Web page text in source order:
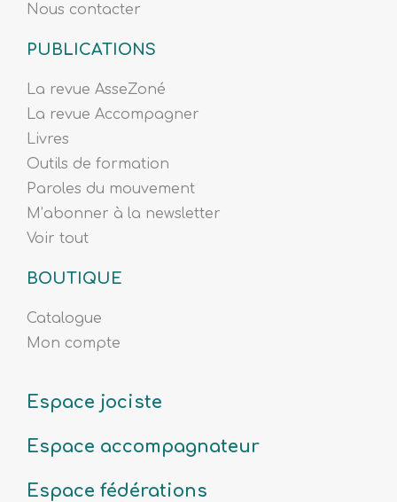
Nous contacter
PUBLICATIONS
La revue AsseZoné
La revue Accompagner
Livres
Outils de formation
Paroles du mouvement
M’abonner à la newsletter
Voir tout
BOUTIQUE
Catalogue
Mon compte
Espace jociste
Espace accompagnateur
Espace fédérations